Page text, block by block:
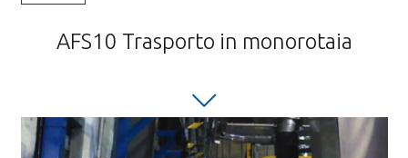
AFS10 Trasporto in monorotaia